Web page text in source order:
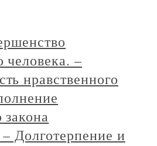
человека. –
нравственного
закона
Долготерпение и